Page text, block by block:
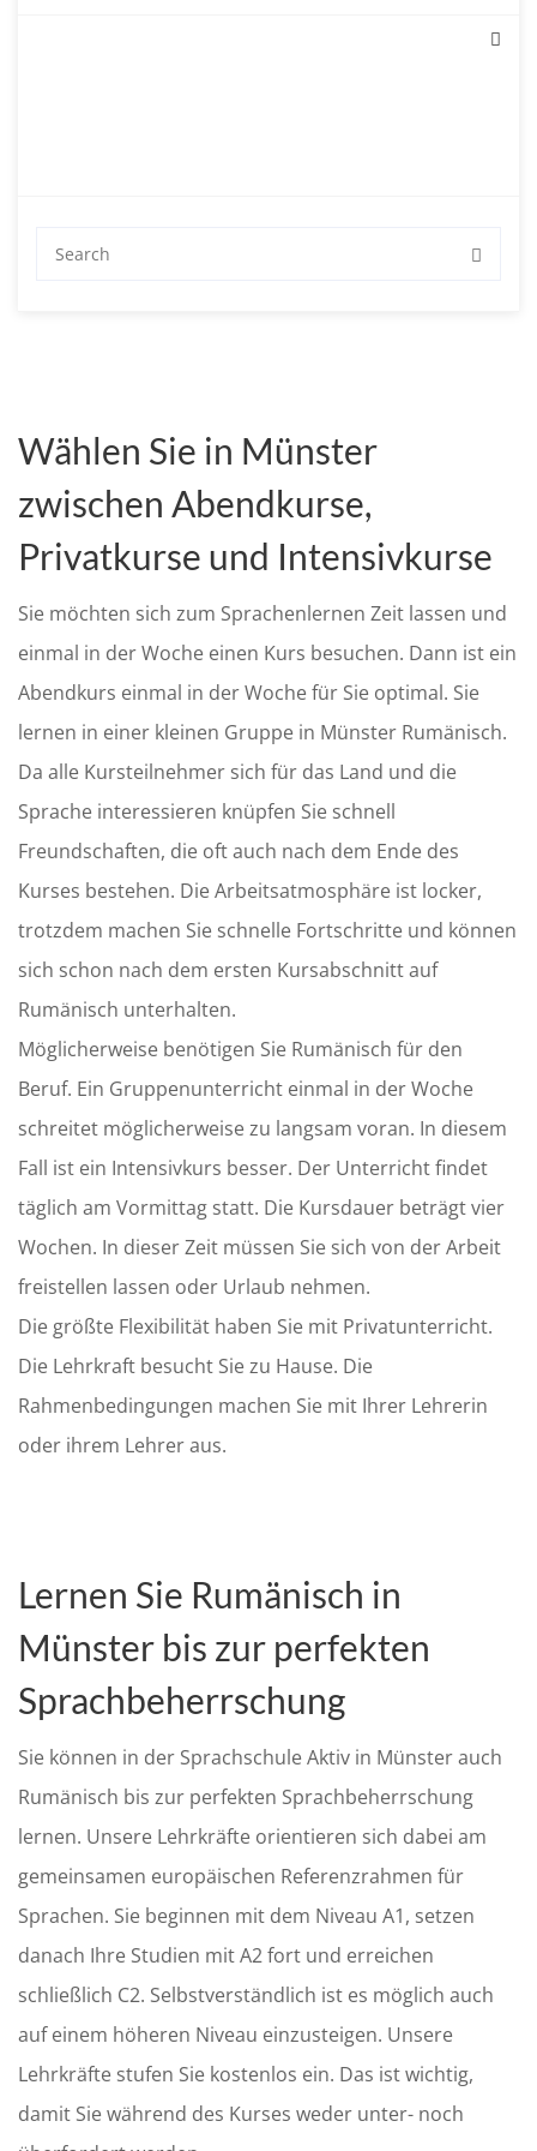
Mit einem Rumänischkurs tauchen Sie in eine andere
Wählen Sie in Münster
zwischen Abendkurse,
Privatkurse und Intensivkurse
Sie möchten sich zum Sprachenlernen Zeit lassen und
einmal in der Woche einen Kurs besuchen. Dann ist ein
Abendkurs einmal in der Woche für Sie optimal. Sie
lernen in einer kleinen Gruppe in Münster Rumänisch.
Da alle Kursteilnehmer sich für das Land und die
Sprache interessieren knüpfen Sie schnell
Freundschaften, die oft auch nach dem Ende des
Kurses bestehen. Die Arbeitsatmosphäre ist locker,
trotzdem machen Sie schnelle Fortschritte und können
sich schon nach dem ersten Kursabschnitt auf
Rumänisch unterhalten.
Möglicherweise benötigen Sie Rumänisch für den
Beruf. Ein Gruppenunterricht einmal in der Woche
schreitet möglicherweise zu langsam voran. In diesem
Fall ist ein Intensivkurs besser. Der Unterricht findet
täglich am Vormittag statt. Die Kursdauer beträgt vier
Wochen. In dieser Zeit müssen Sie sich von der Arbeit
freistellen lassen oder Urlaub nehmen.
Die größte Flexibilität haben Sie mit Privatunterricht.
Die Lehrkraft besucht Sie zu Hause. Die
Rahmenbedingungen machen Sie mit Ihrer Lehrerin
oder ihrem Lehrer aus.
Lernen Sie Rumänisch in
Münster bis zur perfekten
Sprachbeherrschung
Sie können in der Sprachschule Aktiv in Münster auch
Rumänisch bis zur perfekten Sprachbeherrschung
lernen. Unsere Lehrkräfte orientieren sich dabei am
gemeinsamen europäischen Referenzrahmen für
Sprachen. Sie beginnen mit dem Niveau A1, setzen
danach Ihre Studien mit A2 fort und erreichen
schließlich C2. Selbstverständlich ist es möglich auch
auf einem höheren Niveau einzusteigen. Unsere
Lehrkräfte stufen Sie kostenlos ein. Das ist wichtig,
damit Sie während des Kurses weder unter- noch